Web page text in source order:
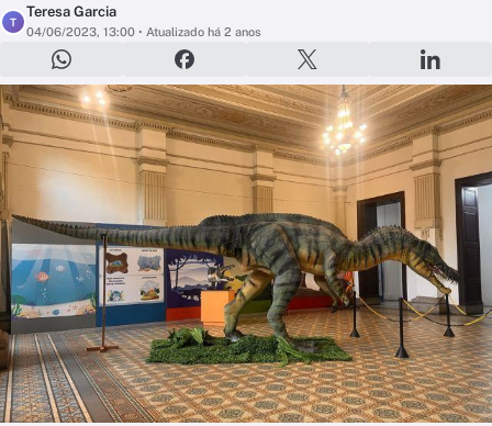
T
Teresa Garcia
04/06/2023, 13:00 • Atualizado há 2 anos